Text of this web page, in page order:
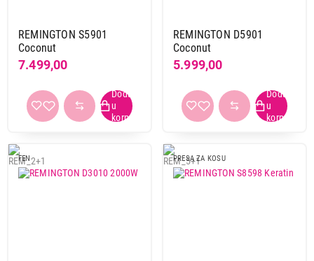
REMINGTON S5901
Coconut
7.499,00
REMINGTON D5901
Coconut
5.999,00
FEN PRESA ZA KOSU